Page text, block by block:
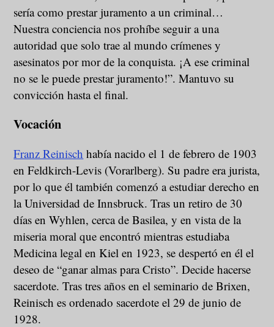
sería como prestar juramento a un criminal…
Nuestra conciencia nos prohíbe seguir a una
autoridad que solo trae al mundo crímenes y
asesinatos por mor de la conquista. ¡A ese criminal
no se le puede prestar juramento!”. Mantuvo su
convicción hasta el final.
Vocación
Franz Reinisch había nacido el 1 de febrero de 1903
en Feldkirch-Levis (Vorarlberg). Su padre era jurista,
por lo que él también comenzó a estudiar derecho en
la Universidad de Innsbruck. Tras un retiro de 30
días en Wyhlen, cerca de Basilea, y en vista de la
miseria moral que encontró mientras estudiaba
Medicina legal en Kiel en 1923, se despertó en él el
deseo de “ganar almas para Cristo”. Decide hacerse
sacerdote. Tras tres años en el seminario de Brixen,
Reinisch es ordenado sacerdote el 29 de junio de
1928.